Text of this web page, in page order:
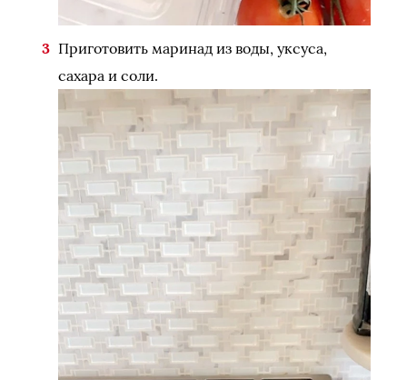
Приготовить маринад из воды, уксуса,
сахара и соли.